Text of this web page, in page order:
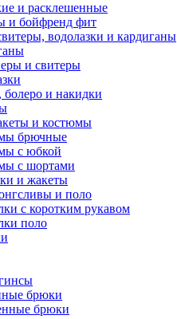
и расклешенные
и бойфренд фит
водолазки и кардиганы
и свитеры
и накидки
и костюмы
брючные
с юбкой
с шортами
и жакеты
и поло
с коротким рукавом
поло
брюки
брюки